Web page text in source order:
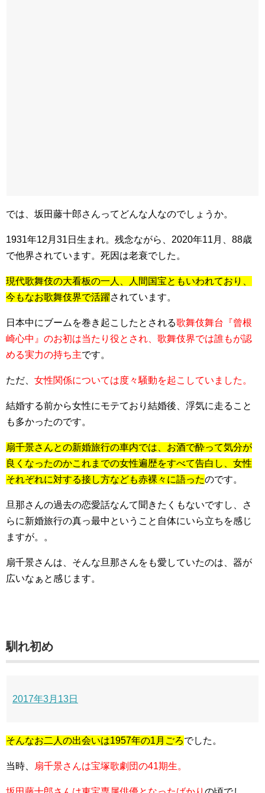
では、 坂田藤十郎さんってどんな人なのでしょうか。
1931年12月31日生まれ。残念ながら、2020年11月、88歳
で他界されています。死因は老衰でした。
現代歌舞伎の大看板の一人、人間国宝ともいわれており、
今もなお歌舞伎界で活躍されています。
日本中にブームを巻き起こしたとされる歌舞伎舞台『曾根
崎心中』のお初は当たり役とされ、歌舞伎界では誰もが認
める実力の持ち主です。
ただ、 女性関係については度々騒動を起こしていました。
結婚する前から女性にモテており結婚後、浮気に走ること
も多かったのです。
扇千景さんとの新婚旅行の車内では、お酒で酔って気分が
良くなったのかこれまでの女性遍歴をすべて告白し、女性
それぞれに対する接し方なども赤裸々に語ったのです。
旦那さんの過去の恋愛話なんて聞きたくもないですし、さ
らに新婚旅行の真っ最中ということ自体にいら立ちを感じ
ますが。。
扇千景さんは、そんな旦那さんをも愛していたのは、器が
広いなぁと感じます。
馴れ初め
2017年3月13日
そんなお二人の出会いは1957年の1月ごろでした。
当時、 扇千景さんは宝塚歌劇団の41期生。